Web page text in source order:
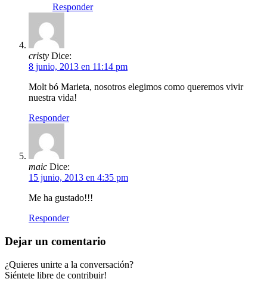
Responder
cristy Dice:
8 junio, 2013 en 11:14 pm
Molt bó Marieta, nosotros elegimos como queremos vivir
nuestra vida!
Responder
maic Dice:
15 junio, 2013 en 4:35 pm
Me ha gustado!!!
Responder
Dejar un comentario
¿Quieres unirte a la conversación?
Siéntete libre de contribuir!